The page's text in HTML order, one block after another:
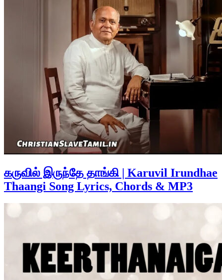
கருவில் இருந்தே தாங்கி | Karuvil Irundhae
Thaangi Song Lyrics, Chords & MP3